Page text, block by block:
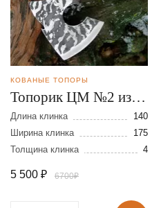
КОВАНЫЕ ТОПОРЫ
Топорик ЦМ №2 из
стали 95Х18
Длина клинка
140
Ширина клинка
175
Толщина клинка
4
5 500 ₽ 6700₽